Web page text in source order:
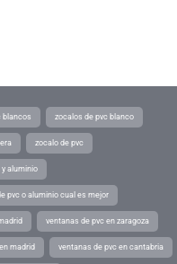
blancos zocalos de pvc blanco
zocalo de pvc
y aluminio
pvc o aluminio cual es mejor
ventanas de pvc en zaragoza
madrid ventanas de pvc en cantabria